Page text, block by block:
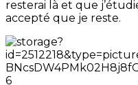
resterai là et que
accepté que je reste.